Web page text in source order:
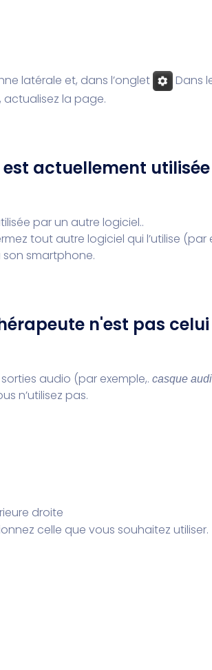
latérale et, dans l’onglet
Dans
actualisez la page.
actuellement
par un autre logiciel..
tout autre logiciel qui l’utilise (par
smartphone.
n'est pas
audio (par exemple,. casque
n’utilisez pas.
droite
celle que vous souhaitez utiliser.